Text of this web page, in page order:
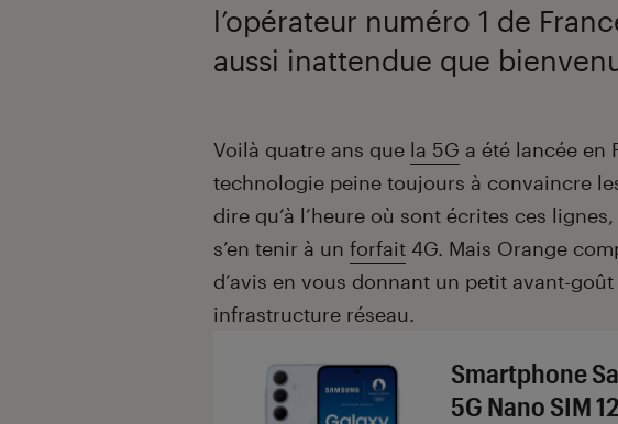
l’opérateur numéro 1 de
aussi inattendue que
Introduction
Voilà quatre ans que la 5G a été lancée en
technologie peine toujours à convaincre
dire qu’à l’heure où sont écrites ces
s’en tenir à un forfait 4G. Mais Orange
d’avis en vous donnant un petit avant-
infrastructure réseau.
Smartphone
5G Nano SIM